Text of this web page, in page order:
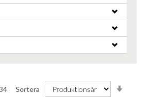
Sortera